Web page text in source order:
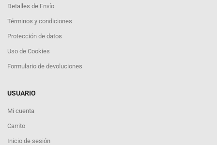
Detalles de Envío
Términos y condiciones
Protección de datos
Uso de Cookies
Formulario de devoluciones
USUARIO
Mi cuenta
Carrito
Inicio de sesión